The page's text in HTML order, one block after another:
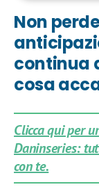
Non
continua
cosa
Clicca qui per
Daninseries:
con te.